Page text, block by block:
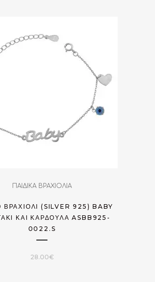
ΠΑΙΔΙΚΑ ΒΡΑΧΙΟΛΙΑ
ΒΡΑΧΙΌΛΙ (SILVER 925) BABY
ΚΑΙ ΚΑΡΔΟΎΛΑ ASBB925-
0022.S
28.00€